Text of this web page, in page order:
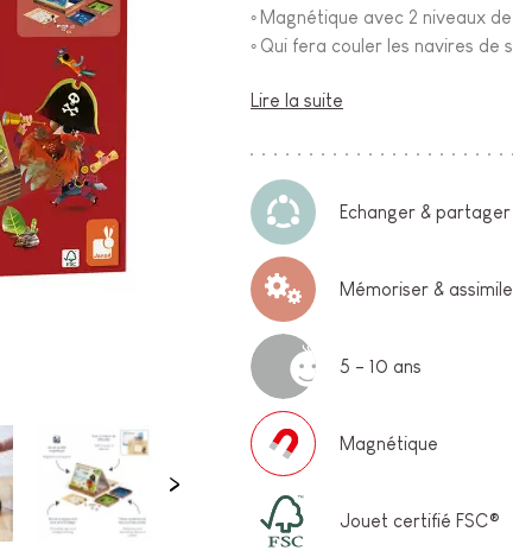
◦ Magnétique avec 2 niveaux
◦ Qui fera couler les navires de
Lire la suite
Echanger & partager
Mémoriser &
5 - 10 ans
Magnétique
Jouet certifié FSC®